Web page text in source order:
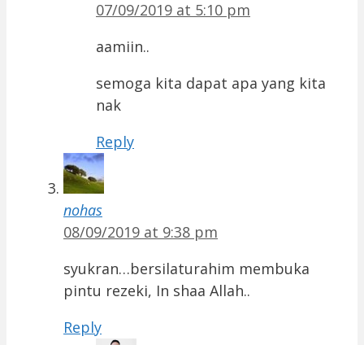
07/09/2019 at 5:10 pm
aamiin..
semoga kita dapat apa yang kita
nak
Reply
nohas
08/09/2019 at 9:38 pm
syukran…bersilaturahim membuka
pintu rezeki, In shaa Allah..
Reply